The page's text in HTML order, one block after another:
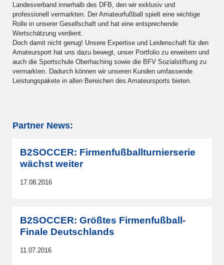
Landesverband innerhalb des DFB, den wir exklusiv und
professionell vermarkten. Der Amateurfußball spielt eine wichtige
Rolle in unserer Gesellschaft und hat eine entsprechende
Wertschätzung verdient.
Doch damit nicht genug! Unsere Expertise und Leidenschaft für den
Amateursport hat uns dazu bewegt, unser Portfolio zu erweitern und
auch die Sportschule Oberhaching sowie die BFV Sozialstiftung zu
vermarkten. Dadurch können wir unseren Kunden umfassende
Leistungspakete in allen Bereichen des Amateursports bieten.
Partner News:
B2SOCCER: Firmenfußballturnierserie
wächst weiter
17.08.2016
B2SOCCER: Größtes Firmenfußball-
Finale Deutschlands
11.07.2016